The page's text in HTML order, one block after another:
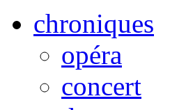
chroniques
opéra
concert